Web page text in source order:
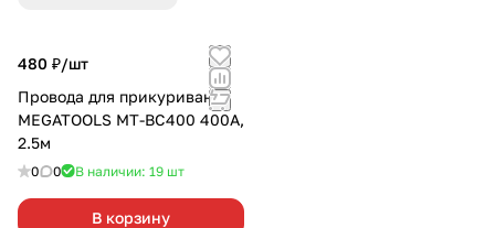
480 ₽/шт
Провода для прикуривания
MEGATOOLS MT-BC400 400А,
2.5м
0 0 В наличии: 19 шт
В корзину